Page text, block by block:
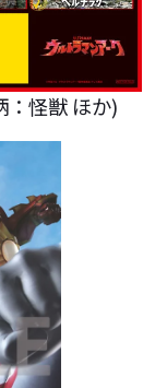
怪獣 ほか)